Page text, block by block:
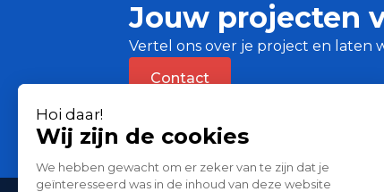
Jouw projecten
Vertel ons over je project en laten
Contact